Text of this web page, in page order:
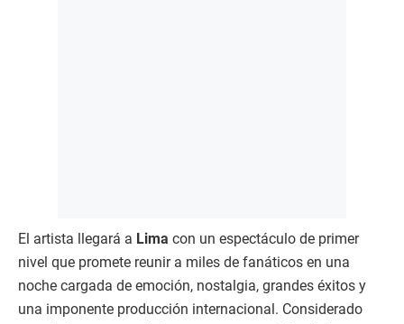
El artista llegará a Lima con un espectáculo de primer
nivel que promete reunir a miles de fanáticos en una
noche cargada de emoción, nostalgia, grandes éxitos y
una imponente producción internacional. Considerado